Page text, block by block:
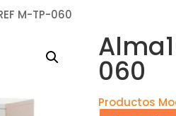
M-TP-060
060
Productos